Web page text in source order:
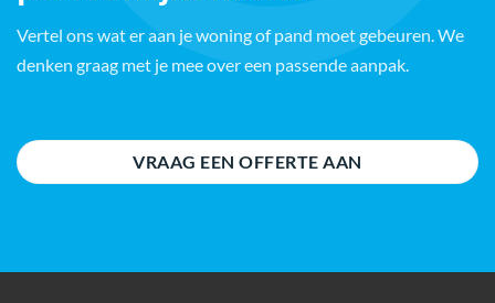
Vertel ons wat er aan je woning of pand moet gebeuren. We
denken graag met je mee over een passende aanpak.
VRAAG EEN OFFERTE AAN